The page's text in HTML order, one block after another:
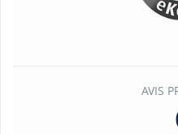
AVIS